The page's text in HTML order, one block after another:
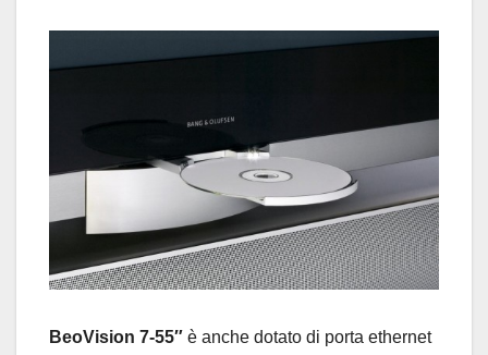
BeoVision 7-55″ è anche dotato di porta ethernet